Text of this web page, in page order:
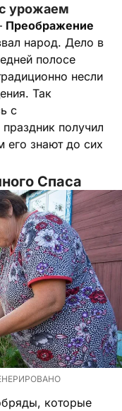
урожаем
Преображение
народ. Дело в
полосе
несли
Так
с
получил
его знают до сих
Спаса
которые